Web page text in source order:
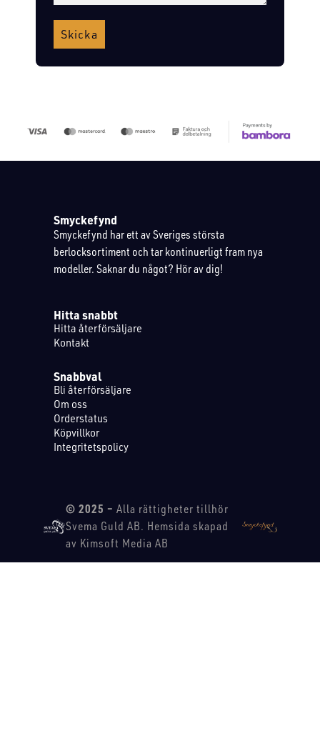
Skicka
Smyckefynd
Smyckefynd har ett av Sveriges största
berlocksortiment och tar kontinuerligt fram nya
modeller. Saknar du något? Hör av dig!
Hitta snabbt
Hitta återförsäljare
Kontakt
Snabbval
Bli återförsäljare
Om oss
Orderstatus
Köpvillkor
Integritetspolicy
© 2025 – Alla rättigheter tillhör
Svema Guld AB. Hemsida skapad
av Kimsoft Media AB